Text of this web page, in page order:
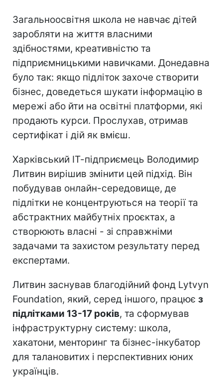
Загальноосвітня школа не навчає дітей
заробляти на життя власними
здібностями, креативністю та
підприємницькими навичками. Донедавна
було так: якщо підліток захоче створити
бізнес, доведеться шукати інформацію в
мережі або йти на освітні платформи, які
продають курси. Прослухав, отримав
сертифікат і дій як вмієш.
Харківський ІТ-підприємець Володимир
Литвин вирішив змінити цей підхід. Він
побудував онлайн-середовище, де
підлітки не концентруються на теорії та
абстрактних майбутніх проєктах, а
створюють власні - зі справжніми
задачами та захистом результату перед
експертами.
Литвин заснував благодійний фонд Lytvyn
Foundation, який, серед іншого, працює з
підлітками 13-17 років, та сформував
інфраструктурну систему: школа,
хакатони, менторинг та бізнес-інкубатор
для талановитих і перспективних юних
українців.